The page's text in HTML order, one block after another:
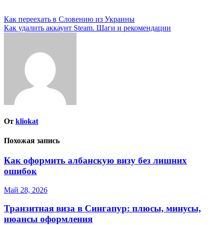
Навигация
по
Как переехать в Словению из Украины
Как удалить аккаунт Steam. Шаги и рекомендации
От kliokat
Похожая запись
Как оформить албанскую визу без лишних
ошибок
Май 28, 2026
Транзитная виза в Сингапур: плюсы, минусы,
нюансы оформления